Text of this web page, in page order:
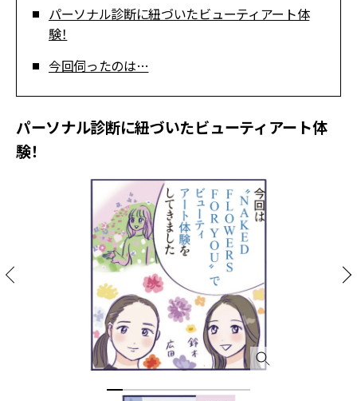
パーソナル診断に紐づいたビューティアート体
験！
今回伺ったのは…
パーソナル診断に紐づいたビューティアート体
験！